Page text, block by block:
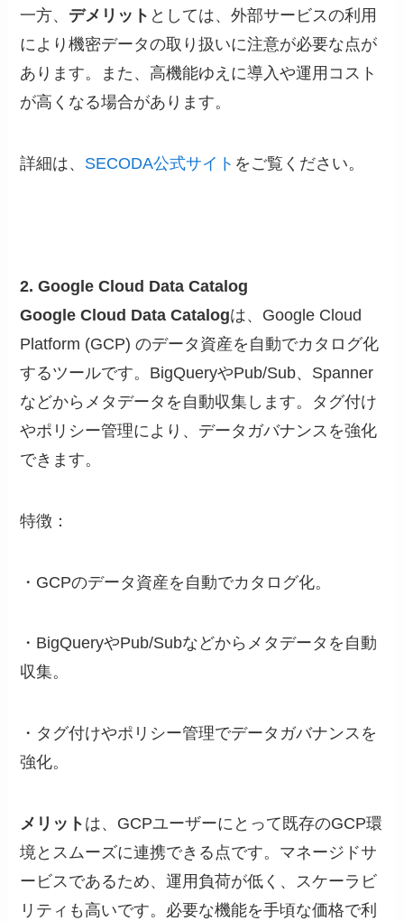
一方、 デメリット としては、外部サービスの利用
により機密データの取り扱いに注意が必要な点が
あります。また、高機能ゆえに導入や運用コスト
が高くなる場合があります。
詳細は、 SECODA公式サイト をご覧ください。
2. Google Cloud Data Catalog
Google Cloud Data Catalogは、Google Cloud
Platform (GCP) のデータ資産を自動でカタログ化
するツールです。BigQueryやPub/Sub、Spanner
などからメタデータを自動収集します。タグ付け
やポリシー管理により、データガバナンスを強化
できます。
特徴：
・GCPのデータ資産を自動でカタログ化。
・BigQueryやPub/Subなどからメタデータを自動
収集。
・タグ付けやポリシー管理でデータガバナンスを
強化。
メリット は、GCPユーザーにとって既存のGCP環
境とスムーズに連携できる点です。マネージドサ
ービスであるため、運用負荷が低く、スケーラビ
リティも高いです。必要な機能を手頃な価格で利